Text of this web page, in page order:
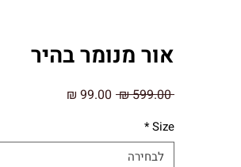
אור מנומר בהיר
‏599.00 ‏₪
מחיר
Size
*
לבחירה